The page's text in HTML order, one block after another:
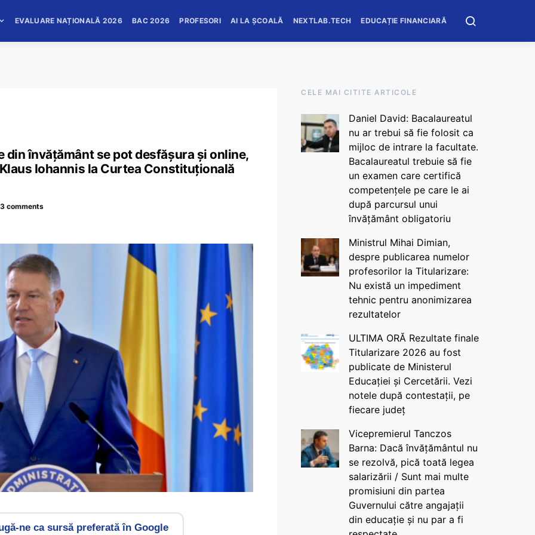
EVALUARE NAȚIONALĂ 2026 BAC 2026 PROFESORI AI LA ȘCOALĂ NEXTLAB.TECH EDUCAȚIE FINANCIARĂ
din învățământ se pot desfășura și online,
Iohannis la Curtea Constituțională
3 comments
ne ca sursă preferată în Google
CELE MAI CITITE ARTICOLE
Daniel David: Bacalaureatul
nu ar trebui să fie folosit ca
mijloc de intrare la facultate.
Bacalaureatul trebuie să fie
un examen care certifică
competențele pe care le ai
după parcursul unui
învățământ obligatoriu
Ministrul Mihai Dimian,
despre publicarea numelor
profesorilor la Titularizare:
Nu există un impediment
tehnic pentru anonimizarea
rezultatelor
ULTIMA ORĂ Rezultate finale
Titularizare 2026 au fost
publicate de Ministerul
Educației și Cercetării. Vezi
notele după contestații, pe
fiecare județ
Vicepremierul Tanczos
Barna: Dacă învățământul nu
se rezolvă, pică toată legea
salarizării / Sunt mai multe
promisiuni din partea
Guvernului către angajații
din educație și nu par a fi